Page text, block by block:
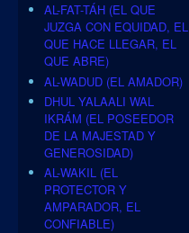
AL-FAT-TÁH (EL QUE
JUZGA CON EQUIDAD, EL
QUE HACE LLEGAR, EL
QUE ABRE)
AL-WADUD (EL AMADOR)
DHUL YALAALI WAL
IKRÁM (EL POSEEDOR
DE LA MAJESTAD Y
GENEROSIDAD)
AL-WAKIL (EL
PROTECTOR Y
AMPARADOR, EL
CONFIABLE)